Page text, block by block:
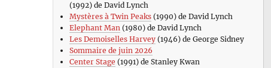
(1992) de David Lynch
Mystères à Twin Peaks(1990) de David Lynch
Elephant Man(1980) de David Lynch
Les Demoiselles Harvey(1946) de George Sidney
Sommaire de juin 2026
Center Stage (1991) de Stanley Kwan